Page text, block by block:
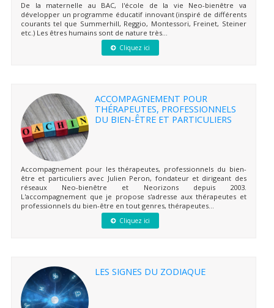
De la maternelle au BAC, l'école de la vie Neo-bienêtre va
développer un programme éducatif innovant (inspiré de différents
courants tel que Summerhill, Reggio, Montessori, Freinet, Steiner
etc.) Les êtres humains sont de nature très...
Cliquez ici
ACCOMPAGNEMENT POUR
THÉRAPEUTES, PROFESSIONNELS
DU BIEN-ÊTRE ET PARTICULIERS
Accompagnement pour les thérapeutes, professionnels du bien-
être et particuliers avec Julien Peron, fondateur et dirigeant des
réseaux Neo-bienêtre et Neorizons depuis 2003.
L'accompagnement que je propose s'adresse aux thérapeutes et
professionnels du bien-être en tout genres, thérapeutes...
Cliquez ici
LES SIGNES DU ZODIAQUE